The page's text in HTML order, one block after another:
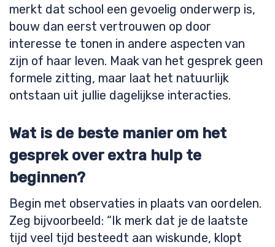
merkt dat school een gevoelig onderwerp is,
bouw dan eerst vertrouwen op door
interesse te tonen in andere aspecten van
zijn of haar leven. Maak van het gesprek geen
formele zitting, maar laat het natuurlijk
ontstaan uit jullie dagelijkse interacties.
Wat is de beste manier om het
gesprek over extra hulp te
beginnen?
Begin met observaties in plaats van oordelen.
Zeg bijvoorbeeld: “Ik merk dat je de laatste
tijd veel tijd besteedt aan wiskunde, klopt